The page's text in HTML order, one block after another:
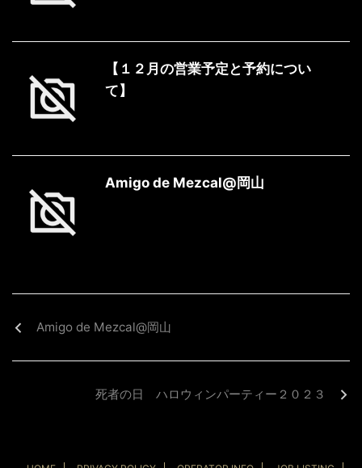
【１２月の営業予定と予約につい
て】
Amigo de Mezcal@岡山
Amigo de Mezcal@岡山
死者の日 ハロウィンパーティー２０２３